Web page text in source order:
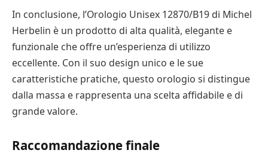
In conclusione, l’Orologio Unisex 12870/B19 di Michel
Herbelin è un prodotto di alta qualità, elegante e
funzionale che offre un’esperienza di utilizzo
eccellente. Con il suo design unico e le sue
caratteristiche pratiche, questo orologio si distingue
dalla massa e rappresenta una scelta affidabile e di
grande valore.
Raccomandazione finale